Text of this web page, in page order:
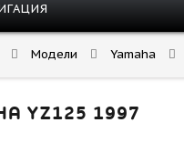
Модели Yamaha
YZ125 1997